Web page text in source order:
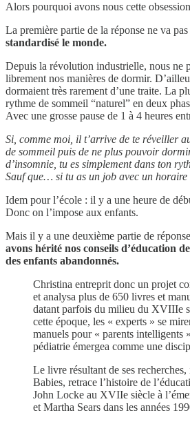
Alors pourquoi avons nous cette
La première partie de la réponse ne va pas
standardisé le monde.
Depuis la révolution industrielle, nous ne
librement nos manières de dormir.
dormaient très rarement d’une traite. La
rythme de sommeil “naturel” en deux
Avec une grosse pause de 1 à 4 heures
Si, comme moi, il t’arrive de te réveiller
de sommeil puis de ne plus pouvoir
d’insomnie, tu es simplement dans ton
Sauf que… si tu as un job avec un
Idem pour l’école : il y a une heure de
Donc on l’impose aux enfants.
Mais il y a une deuxième partie de
avons hérité nos conseils d’éducation
des enfants abandonnés.
Christina entreprit donc un projet
et analysa plus de 650 livres et
datant parfois du milieu du XVIIIe
cette époque, les « experts » se
manuels pour « parents intelligents
pédiatrie émergea comme une
Le livre résultant de ses
Babies, retrace l’histoire de
John Locke au XVIIe siècle à
et Martha Sears dans les années